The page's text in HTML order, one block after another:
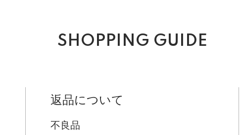
SHOPPING GUIDE
返品について
不良品